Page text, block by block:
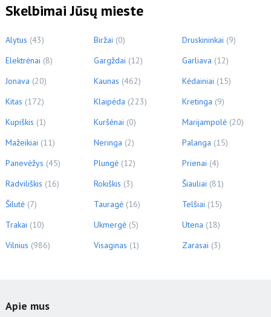
Skelbimai Jūsų mieste
Alytus (43) Biržai (0) Druskininkai (9)
Elektrėnai (8) Gargždai (12) Garliava (12)
Jonava (20) Kaunas (462) Kėdainiai (15)
Kitas (172) Klaipėda (223) Kretinga (9)
Kupiškis (1) Kuršėnai (0) Marijampolė (20)
Mažeikiai (11) Neringa (2) Palanga (15)
Panevėžys (45) Plungė (12) Prienai (4)
Radviliškis (16) Rokiškis (3) Šiauliai (81)
Šilutė (7) Tauragė (16) Telšiai (15)
Trakai (10) Ukmergė (5) Utena (18)
Vilnius (986) Visaginas (1) Zarasai (3)
Apie mus